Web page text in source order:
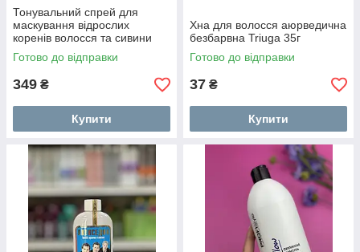
Тонувальний спрей для
маскування відрослих
коренів волосся та сивини
Syoss Root Retouche 120мл
Готово до відправки
349 ₴
Купити
Хна для волосся аюрведична
безбарвна Triuga 35г
Готово до відправки
37 ₴
Купити